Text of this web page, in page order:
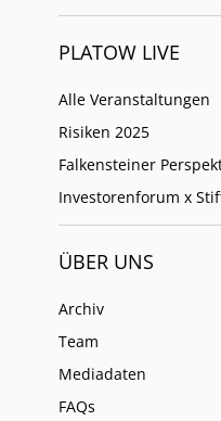
PLATOW LIVE
Alle Veranstaltungen
Risiken 2025
Falkensteiner
Investorenforum x
ÜBER UNS
Archiv
Team
Mediadaten
FAQs